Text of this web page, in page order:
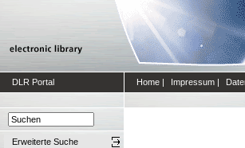
DLR Portal Home | Impressum |
Erweiterte Suche